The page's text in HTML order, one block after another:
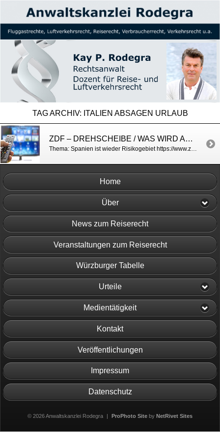
TAG ARCHIV: ITALIEN ABSAGEN URLAUB
ZDF – DREHSCHEIBE / WAS WIRD AUS DEM SPANIENURLAUB?
Thema: Spanien ist wieder Risikogebiet https://www.zdf.de/nachrichten/drehscheibe/drehscheibe-vom-12-juli-2021-100.html
Home
Über
News zum Reiserecht
Veranstaltungen zum Reiserecht
Würzburger Tabelle
Urteile
Medientätigkeit
Kontakt
Veröffentlichungen
Impressum
Datenschutz
© 2026 Anwaltskanzlei Rodegra | ProPhoto Siteby NetRivet Sites